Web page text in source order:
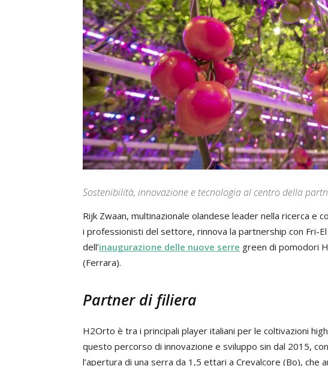
Sostenibilità, innovazione e tecnologia al centro della
Rijk Zwaan, multinazionale olandese leader nella ricerca e
i professionisti del settore, rinnova la partnership con Fri-
dell’inaugurazione delle nuove serre green di pomodori
(Ferrara).
Partner di filiera
H2Orto è tra i principali player italiani per le coltivazioni
questo percorso di innovazione e sviluppo sin dal 2015,
l’apertura di una serra da 1,5 ettari a Crevalcore (Bo), che